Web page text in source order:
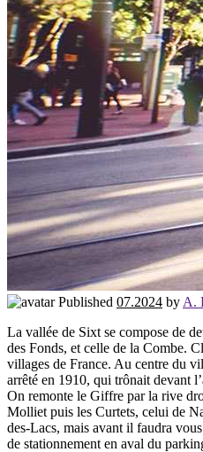
Published 07.2024 by A.
La vallée de Sixt se compose de
des Fonds, et celle de la Combe.
villages de France. Au centre du
arrêté en 1910, qui trônait devant
On remonte le Giffre par la rive
Molliet puis les Curtets, celui de
des-Lacs, mais avant il faudra
de stationnement en aval du